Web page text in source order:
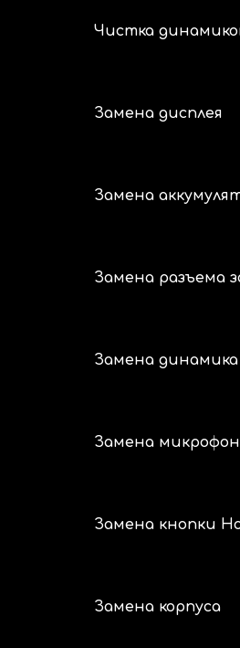
Чистка
Замена дисплея
Замена
Замена разъема
Замена динамика
Замена
Замена кнопки
Замена корпуса